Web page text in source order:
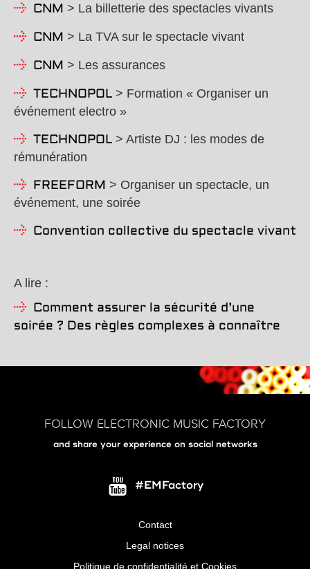
CNM > La billetterie des spectacles vivants
CNM > La TVA sur le spectacle vivant
CNM > Les assurances
TECHNOPOL > Formation « Organiser un
événement electro »
TECHNOPOL > Artiste DJ : les modes de
rémunération
FREEFORM > Organiser un spectacle, un
événement, une soirée
Convention collective du spectacle vivant
A lire :
Comment assurer la sécurité d’une
soirée ? Des règles complexes à connaître
FOLLOW ELECTRONIC MUSIC FACTORY
and share your experience on social networks
#EMFactory
Contact
Legal notices
Politique de confidentialité et Cookies